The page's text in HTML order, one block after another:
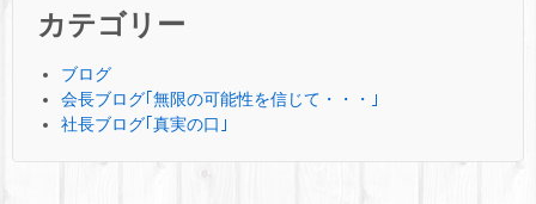
カテゴリー
ブログ
会長ブログ｢無限の可能性を信じて・・・｣
社長ブログ｢真実の口｣